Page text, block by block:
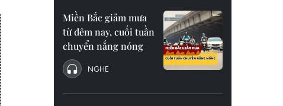
Miền Bắc giảm mưa
từ đêm nay, cuối tuần
chuyển nắng nóng
NGHE